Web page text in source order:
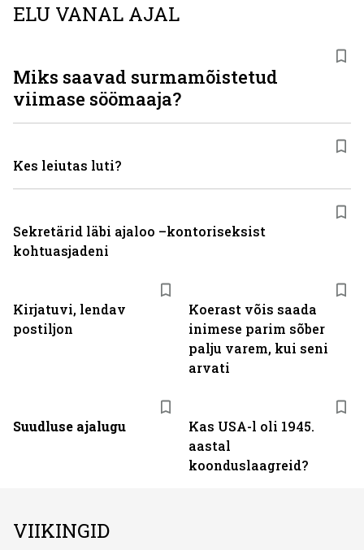
ELU VANAL AJAL
Kirjatuvi, lendav
postiljon
Koerast võis saada
inimese parim sõber
palju varem, kui seni
arvati
Suudluse ajalugu
Kas USA-l oli 1945.
aastal
koonduslaagreid?
Miks saavad surmamõistetud
viimase söömaaja?
Kes leiutas luti?
Sekretärid läbi ajaloo –kontoriseksist
kohtuasjadeni
VIIKINGID